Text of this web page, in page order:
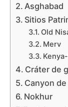
Asghabad
Sitios
Old
Merv
Cráter de
Canyon
Nokhur